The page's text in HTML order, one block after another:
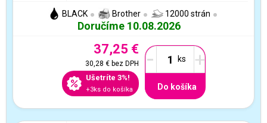
BLACK Brother 12000 strán
Doručíme 10.08.2026
37,25 €
30,28 €bez DPH
Ušetríte 3%!
+3ks do košíka
- +
Do košíka